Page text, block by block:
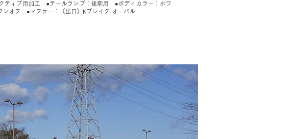
ティブ用加工 ●テールランプ：後期用 ●ボディカラー：ホワ
ンオフ ●マフラー：（出口）Kブレイク オーバル